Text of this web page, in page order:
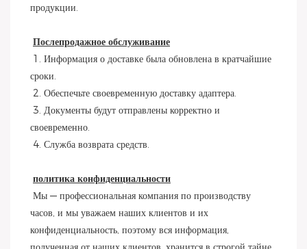
продукции.
Послепродажное обслуживание
сроки.
2. Обеспечьте своевременную доставку адаптера.
своевременно.
4. Служба возврата средств.
политика конфиденциальности
часов, и мы уважаем наших клиентов и их
конфиденциальность, поэтому вся информация,